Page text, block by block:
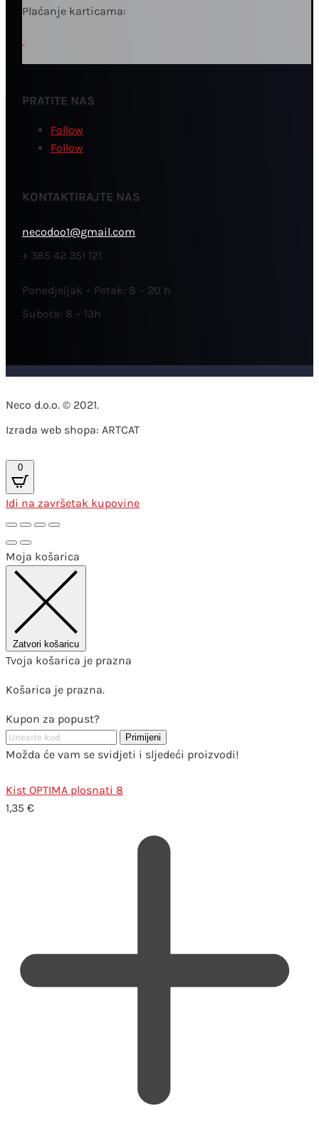
Plaćanje karticama:
PRATITE NAS
Follow
Follow
KONTAKTIRAJTE NAS
necodoo1@gmail.com
+ 385 42 351 121
Ponedjeljak – Petak: 8 – 20 h
Subota: 8 – 13h
Neco d.o.o. © 2021.
Izrada web shopa: ARTCAT
0
Idi na završetak kupovine
Moja košarica
Zatvori košaricu
Tvoja košarica je prazna
Košarica je prazna.
Kupon za popust?
Primijeni
Možda će vam se svidjeti i sljedeći proizvodi!
Kist OPTIMA plosnati 8
1,35 €